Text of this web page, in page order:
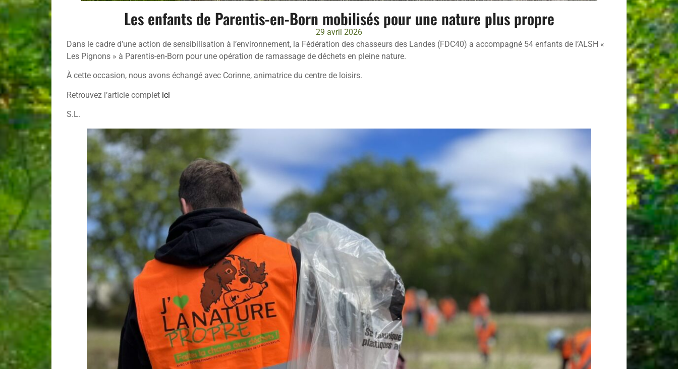
Les enfants de Parentis-en-Born mobilisés pour une nature plus propre
29 avril 2026
Dans le cadre d’une action de sensibilisation à l’environnement, la Fédération des chasseurs des Landes (FDC40) a accompagné 54 enfants de l’ALSH «
Les Pignons » à Parentis-en-Born pour une opération de ramassage de déchets en pleine nature.
À cette occasion, nous avons échangé avec Corinne, animatrice du centre de loisirs.
Retrouvez l’article complet ici
S.L.